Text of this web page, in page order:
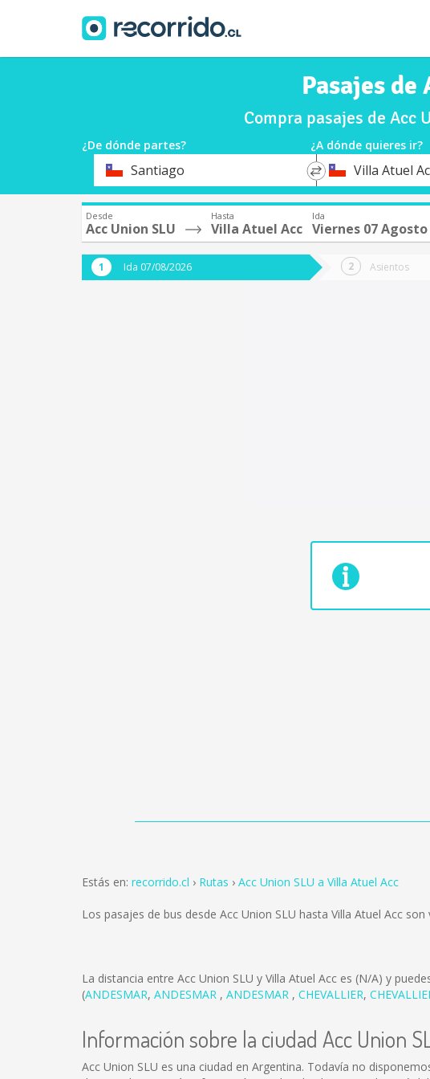
Pasajes
Compra pasajes de Acc
¿De dónde partes? ¿A dónde quieres ir?
OrigenSantiago
*
Destino
Desde
Acc Union SLU
Hasta
Villa Atuel Acc
Ida
Viernes 07 Agosto
Ida 07/08/2026 Asientos
Estás en: recorrido.cl Rutas Acc Union SLU a Villa Atuel Acc
Los pasajes de bus desde Acc Union SLU hasta Villa Atuel Acc
La distancia entre Acc Union SLU y Villa Atuel Acc es (N/A) y
(ANDESMAR, ANDESMAR , ANDESMAR , CHEVALLIER,
Información sobre la ciudad Acc Union
Acc Union SLU es una ciudad en Argentina. Todavía no